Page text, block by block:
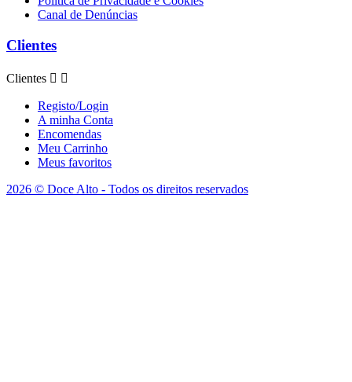
Canal de Denúncias
Clientes
Clientes  
Registo/Login
A minha Conta
Encomendas
Meu Carrinho
Meus favoritos
2026 © Doce Alto - Todos os direitos reservados